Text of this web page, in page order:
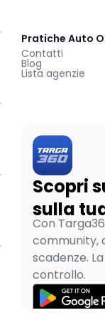
Pratiche Auto
Contatti
Blog
Lista agenzie
Scopri
sulla
Con
community,
scadenze.
controllo.